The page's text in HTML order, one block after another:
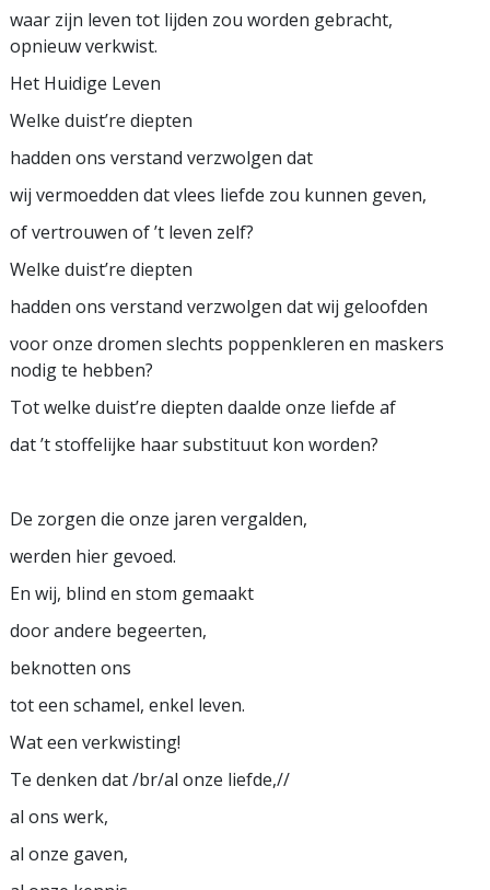
waar zijn leven tot lijden zou worden gebracht,
opnieuw verkwist.
Het Huidige Leven
Welke duist’re diepten
hadden ons verstand verzwolgen dat
wij vermoedden dat vlees liefde zou kunnen geven,
of vertrouwen of ’t leven zelf?
Welke duist’re diepten
hadden ons verstand verzwolgen dat wij geloofden
voor onze dromen slechts poppenkleren en maskers
nodig te hebben?
Tot welke duist’re diepten daalde onze liefde af
dat ’t stoffelijke haar substituut kon worden?
De zorgen die onze jaren vergalden,
werden hier gevoed.
En wij, blind en stom gemaakt
door andere begeerten,
beknotten ons
tot een schamel, enkel leven.
Wat een verkwisting!
Te denken dat /br/al onze liefde,//
al ons werk,
al onze gaven,